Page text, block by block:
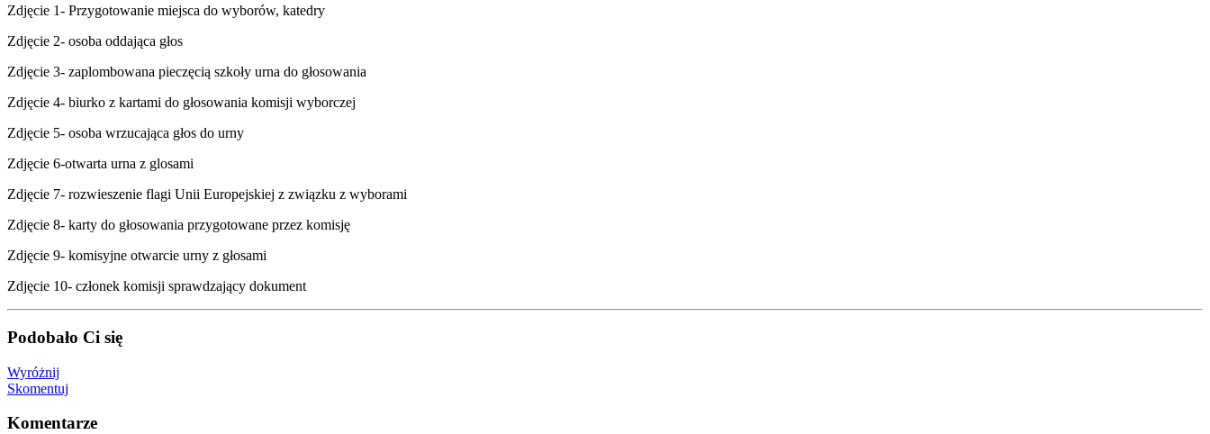
Zdjęcie 1- Przygotowanie miejsca do wyborów, katedry
Zdjęcie 2- osoba oddająca głos
Zdjęcie 3- zaplombowana pieczęcią szkoły urna do głosowania
Zdjęcie 4- biurko z kartami do głosowania komisji wyborczej
Zdjęcie 5- osoba wrzucająca głos do urny
Zdjęcie 6-otwarta urna z glosami
Zdjęcie 7- rozwieszenie flagi Unii Europejskiej z związku z wyborami
Zdjęcie 8- karty do głosowania przygotowane przez komisję
Zdjęcie 9- komisyjne otwarcie urny z głosami
Zdjęcie 10- członek komisji sprawdzający dokument
Podobało Ci się
Wyróżnij
Skomentuj
Komentarze